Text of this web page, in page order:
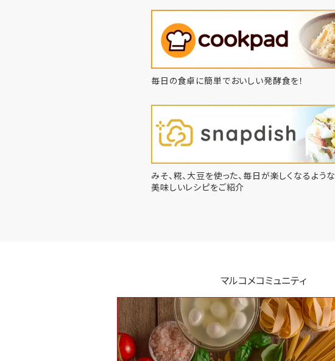
毎日の食卓に簡単でおいしい発酵食を！
みそ、糀、大豆を使った、毎日が楽しくなるような
美味しいレシピをご紹介
マルコメコミュニティ